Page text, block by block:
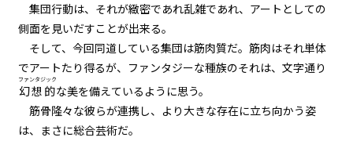
一章
青春白球大暴投（２）
青春白球大暴投（３）
集団行動は、それが緻密であれ乱雑であれ、アートとしての
側面を見いだすことが出来る。
そして、今回同道している集団は筋肉質だ。筋肉はそれ単体
でアートたり得るが、ファンタジーな種族のそれは、文字通り
幻想的
ファンタジック
な美を備えているように思う。
筋骨隆々な彼らが連携し、より大きな存在に立ち向かう姿
は、まさに総合芸術だ。